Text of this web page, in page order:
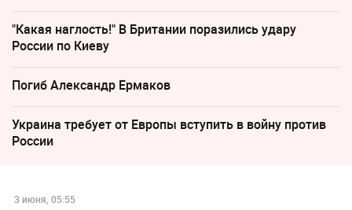
"Какая наглость!" В Британии поразились удару
России по Киеву
Погиб Александр Ермаков
Украина требует от Европы вступить в войну против
России
3 июня, 05:55